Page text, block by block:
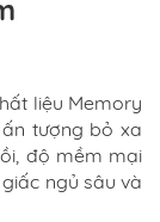
liệu Memory
tượng bỏ xa
độ mềm mại
ngủ sâu và